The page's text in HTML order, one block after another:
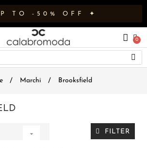
TO -50% OFF ✦
Marchi Brooksfield
 FILTER